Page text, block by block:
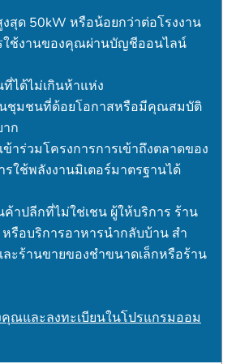
สุด 50kW หรือน้อยกว่าต่อโรงงาน
ใช้งานของคุณผ่านบัญชีออนไลน์
ที่ได้ไม่เกินห้าแห่ง
นชุมชนที่ด้อยโอกาสหรือมีคุณสมบัติ
ก
ข้าร่วมโครงการการเข้าถึงตลาดของ
รใช้พลังงานมิเตอร์มาตรฐานได้
ค้าปลีกที่ไม่ใช่เชน ผู้ให้บริการ ร้าน
รือบริการอาหารนํากลับบ้าน สํา
ะร้านขายของชําขนาดเล็กหรือร้าน
ณและลงทะเบียนในโปรแกรมออม